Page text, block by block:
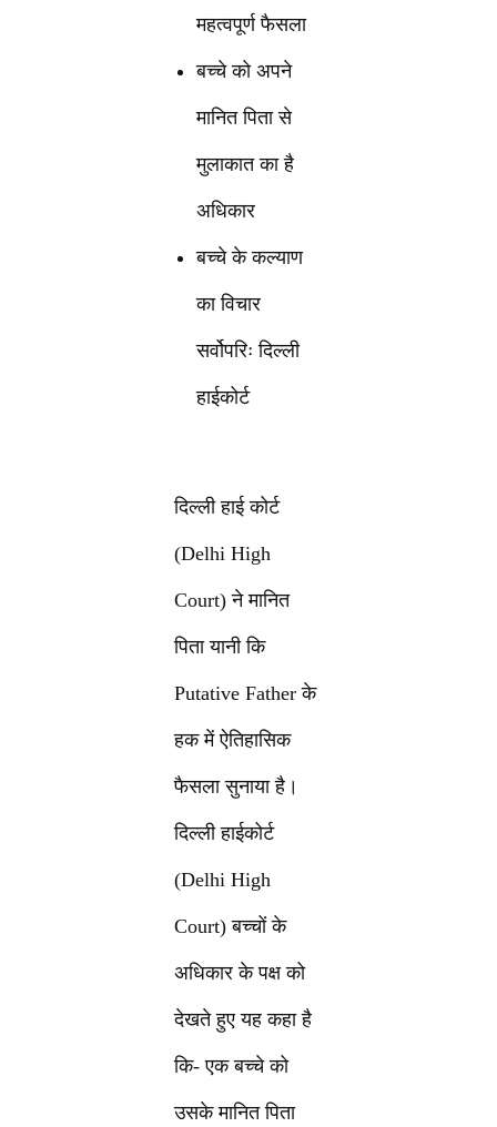
महत्वपूर्ण फैसला
बच्चे को अपने
मानित पिता से
मुलाकात का है
अधिकार
बच्चे के कल्याण
का विचार
सर्वोपरिः दिल्ली
हाईकोर्ट
दिल्ली हाई कोर्ट
(Delhi High
Court) ने मानित
पिता यानी कि
Putative Father के
हक में ऐतिहासिक
फैसला सुनाया है।
दिल्ली हाईकोर्ट
(Delhi High
Court) बच्चों के
अधिकार के पक्ष को
देखते हुए यह कहा है
कि- एक बच्चे को
उसके मानित पिता